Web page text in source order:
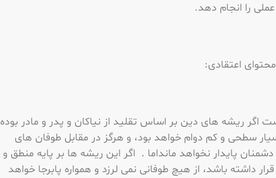
را انجام دهد.
اعتقادی:
ریشه هاى دین بر اساس تقلید از نیاکان و پدر و مادر بوده
سطحى و کم دوام خواهد بود، و هرگز در مقابل طوفان هاى
پایدار نخواهد مانداما . اگر این ریشه ها بر پایه منطق و
داشته باشد، از هیچ طوفانى نمى لرزد و همواره پابرجا خواهد